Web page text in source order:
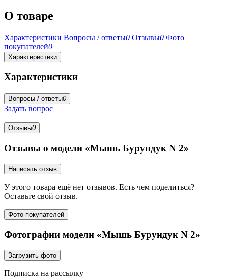
О товаре
Характеристики Вопросы / ответы0 Отзывы0 Фото
покупателей0
Характеристики
Характеристики
Вопросы / ответы0
Задать вопрос
Отзывы0
Отзывы о модели «Мышь Бурундук N 2»
Написать отзыв
У этого товара ещё нет отзывов. Есть чем поделиться?
Оставьте свой отзыв.
Фото покупателей
Фотографии модели «Мышь Бурундук N 2»
Загрузить фото
Подписка на рассылку